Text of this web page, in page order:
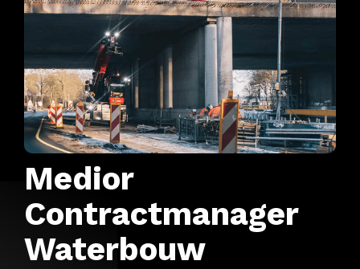
Medior
Contractmanager
Waterbouw